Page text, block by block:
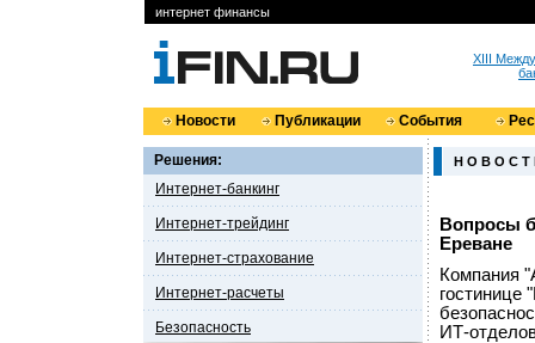
интернет финансы
XIII
Новости Публикации События
Решения:
Интернет-банкинг
Интернет-трейдинг
Интернет-страхование
Интернет-расчеты
Безопасность
Н О В О С Т
Вопросы
Ереване
Компания
гостинице
ИТ-